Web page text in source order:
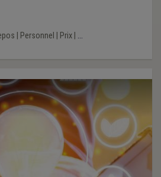
terme de taux d’occupation.
Personnel Prix| ...